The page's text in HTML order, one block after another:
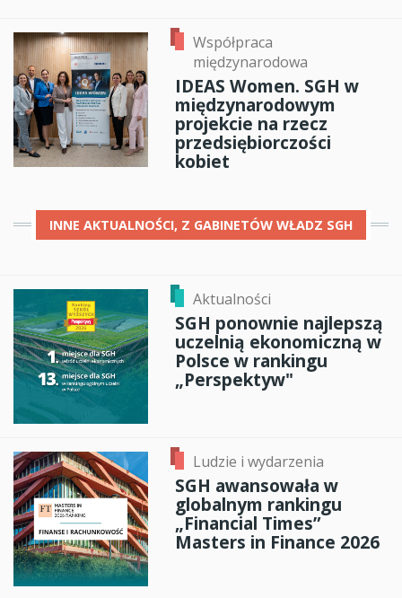
Współpraca
międzynarodowa
IDEAS Women. SGH w
międzynarodowym
projekcie na rzecz
przedsiębiorczości
kobiet
INNE AKTUALNOŚCI, Z GABINETÓW WŁADZ SGH
Aktualności
SGH ponownie najlepszą
uczelnią ekonomiczną w
Polsce w rankingu
„Perspektyw"
Ludzie i wydarzenia
SGH awansowała w
globalnym rankingu
„Financial Times”
Masters in Finance 2026